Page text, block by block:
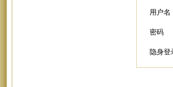
用户名
密码
隐身登